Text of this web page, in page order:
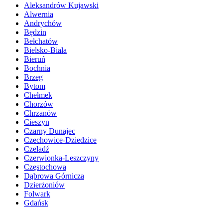
Aleksandrów Kujawski
Alwernia
Andrychów
Będzin
Bełchatów
Bielsko-Biała
Bieruń
Bochnia
Brzeg
Bytom
Chełmek
Chorzów
Chrzanów
Cieszyn
Czarny Dunajec
Czechowice-Dziedzice
Czeladź
Czerwionka-Leszczyny
Częstochowa
Dąbrowa Górnicza
Dzierżoniów
Folwark
Gdańsk